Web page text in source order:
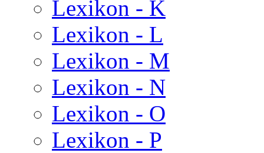
Lexikon - K
Lexikon - L
Lexikon - M
Lexikon - N
Lexikon - O
Lexikon - P